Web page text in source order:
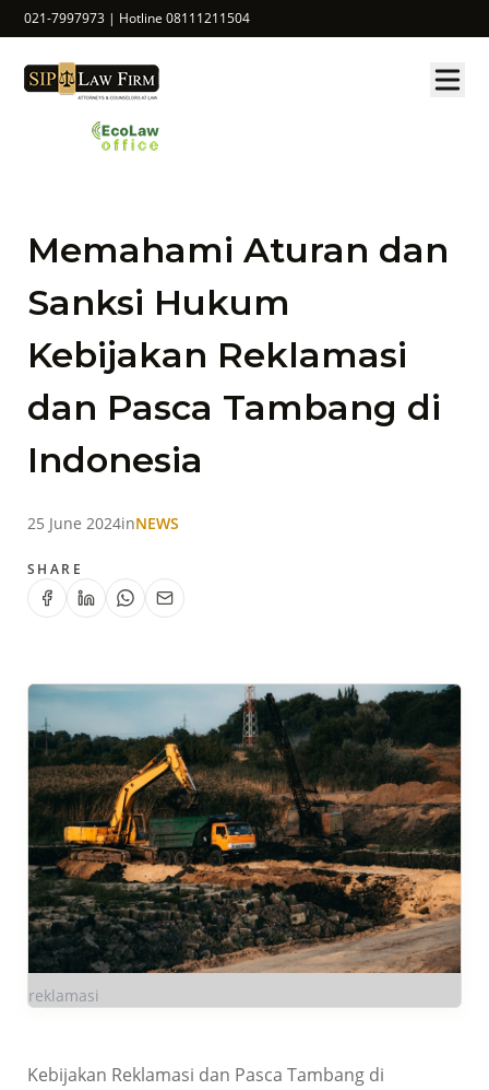
021-7997973 | Hotline 08111211504
Memahami Aturan dan
Sanksi Hukum
Kebijakan Reklamasi
dan Pasca Tambang di
Indonesia
25 June 2024inNEWS
SHARE
reklamasi
Kebijakan Reklamasi dan Pasca Tambang di